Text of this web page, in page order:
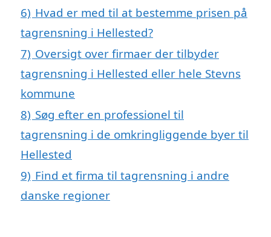
6) Hvad er med til at bestemme prisen på
tagrensning i Hellested?
7) Oversigt over firmaer der tilbyder
tagrensning i Hellested eller hele Stevns
kommune
8) Søg efter en professionel til
tagrensning i de omkringliggende byer til
Hellested
9) Find et firma til tagrensning i andre
danske regioner